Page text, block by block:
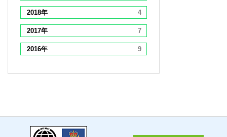
2018年 4
2017年 7
2016年 9